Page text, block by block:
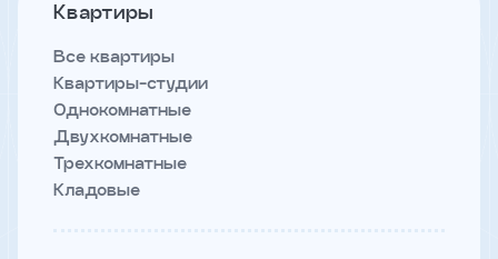
Квартиры
Все квартиры
Квартиры-студии
Однокомнатные
Двухкомнатные
Трехкомнатные
Кладовые
(343)
71-10